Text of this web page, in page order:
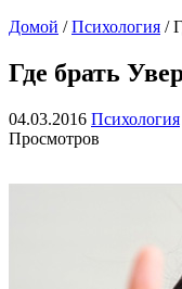
Домой / Психология /
Где брать
04.03.2016 Психология
Просмотров